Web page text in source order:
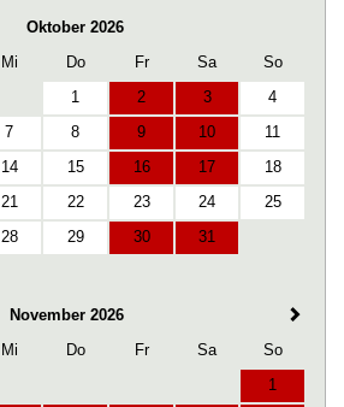
Oktober 2026
Mi Do Fr Sa
So
1
2 3
4
7 8 9 10
11
14 15 16 17
18
21 22 23 24
25
28 29 30 31
November 2026
Mi Do Fr Sa
So
1